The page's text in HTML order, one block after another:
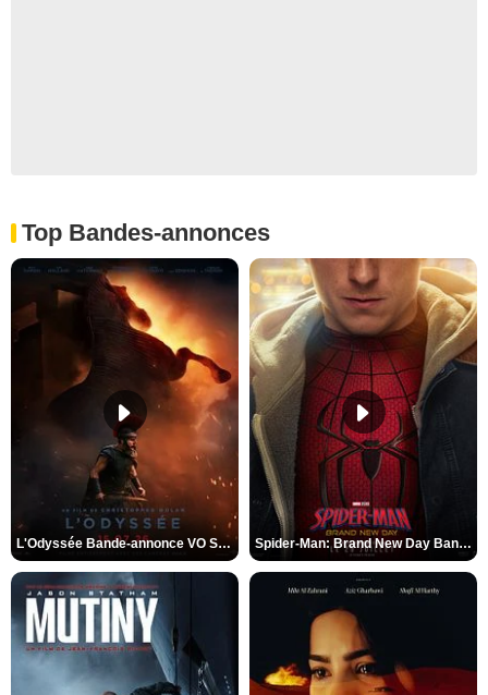
Top Bandes-annonces
L'Odyssée Bande-annonce VO STFR Spider-Man: Brand New Day Bande-annonce VO STFR